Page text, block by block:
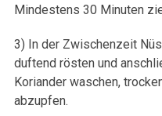
Mindestens 30 Minuten
3) In der Zwischenzeit
duftend rösten und
Koriander waschen,
abzupfen.